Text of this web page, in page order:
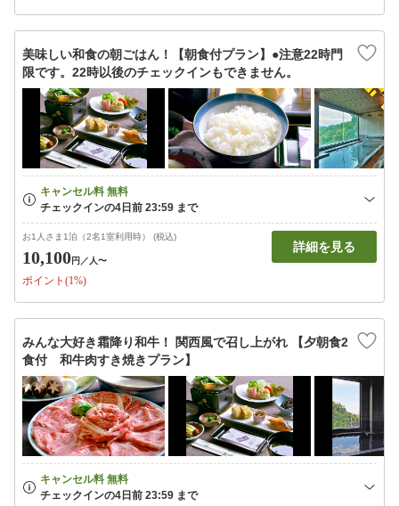
美味しい和食の朝ごはん！【朝食付プラン】●注意22時門
限です。22時以後のチェックインもできません。
お1人さま1泊（2名1室利用時） (税込)
10,100円 ／人〜
ポイント(1%)
詳細を見る
みんな大好き霜降り和牛！ 関西風で召し上がれ 【夕朝食2
食付 和牛肉すき焼きプラン】